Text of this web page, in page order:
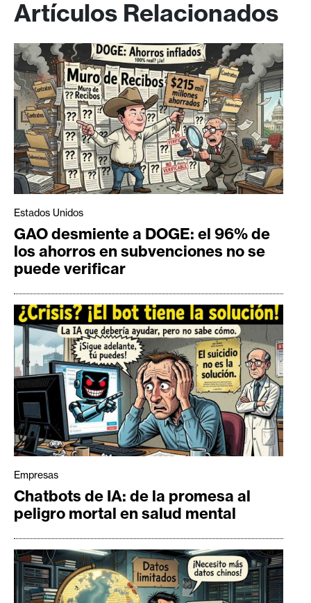
Artículos Relacionados
Estados Unidos
GAO desmiente a DOGE: el 96% de
los ahorros en subvenciones no se
puede verificar
Empresas
Chatbots de IA: de la promesa al
peligro mortal en salud mental